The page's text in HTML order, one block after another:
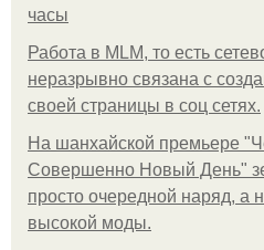
часы
Работа в MLM, то есть
неразрывно связана с
своей страницы в соц сетях.
На шанхайской премьере
Совершенно Новый День"
просто очередной наряд, а
высокой моды.